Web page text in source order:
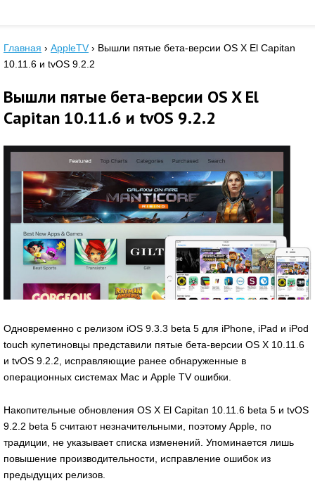
Главная › AppleTV › Вышли пятые бета-версии OS X El Capitan
10.11.6 и tvOS 9.2.2
Вышли пятые бета-версии OS X El
Capitan 10.11.6 и tvOS 9.2.2
Одновременно с релизом iOS 9.3.3 beta 5 для iPhone, iPad и iPod
touch купетиновцы представили пятые бета-версии OS X 10.11.6
и tvOS 9.2.2, исправляющие ранее обнаруженные в
операционных системах Mac и Apple TV ошибки.
Накопительные обновления OS X El Capitan 10.11.6 beta 5 и tvOS
9.2.2 beta 5 считают незначительными, поэтому Apple, по
традиции, не указывает списка изменений. Упоминается лишь
повышение производительности, исправление ошибок из
предыдущих релизов.